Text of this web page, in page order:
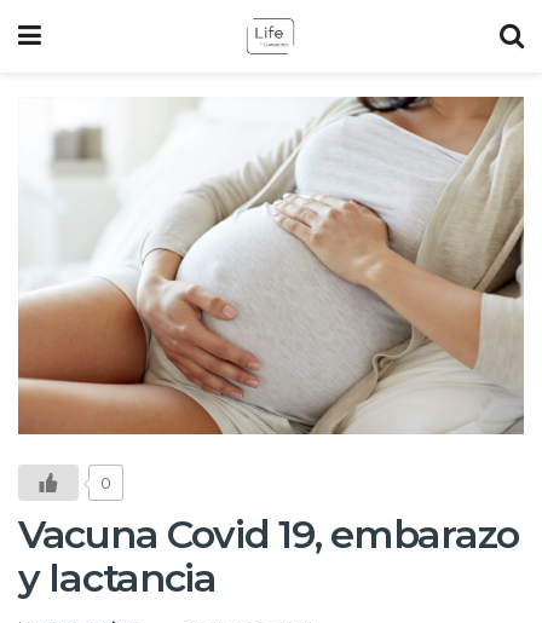
0
Vacuna Covid 19, embarazo
y lactancia